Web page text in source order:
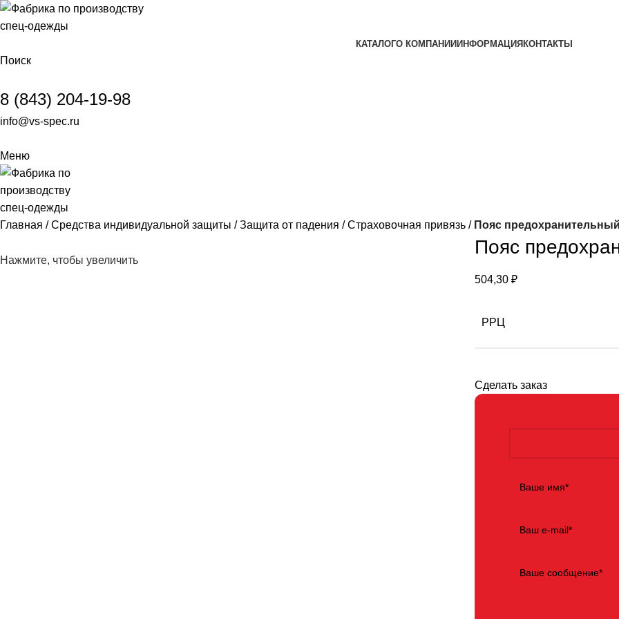
КАТАЛОГО КОМПАНИИ ИНФОРМАЦИЯ КОНТАКТЫ
Поиск
8 (843) 204-19-98
info@vs-spec.ru
Меню
Главная Средства индивидуальной защиты Защита от падения Страховочная привязь Пояс
Нажмите, чтобы увеличить
Пояс
504,30 ₽
РРЦ
Сделать заказ